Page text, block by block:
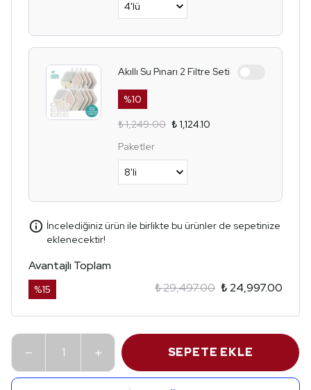
Akıllı Su Pınarı 2 Filtre Seti
%10
₺ 1,249.00 ₺ 1,124.10
Paketler
İncelediğiniz ürün ile birlikte bu ürünler de sepetinize
eklenecektir!
Avantajlı Toplam
%15 ₺ 29,497.00 ₺ 24,997.00
SEPETE EKLE